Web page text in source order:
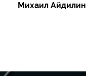
Михаил Айдилин